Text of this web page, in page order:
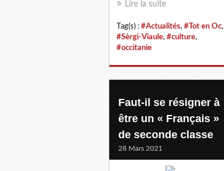
Lire la suite
Tag(s) : #Actualités, #Tot en Oc,
#Sèrgi-Viaule, #culture,
#occitanie
Faut-il se résigner à
être un « Français »
de seconde classe
28 Mars 2021